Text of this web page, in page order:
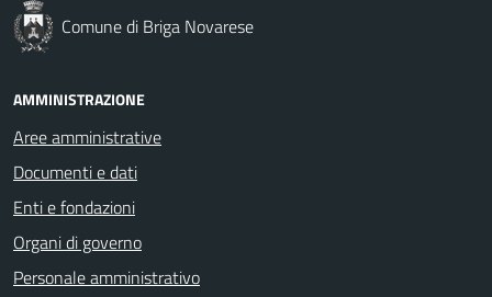
Comune di Briga Novarese
AMMINISTRAZIONE
Aree amministrative
Documenti e dati
Enti e fondazioni
Organi di governo
Personale amministrativo